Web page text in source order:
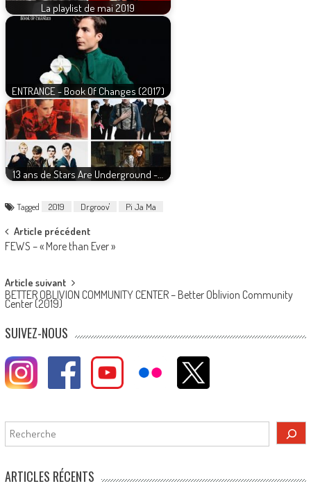
La playlist de mai 2019
ENTRANCE - Book Of Changes (2017)
13 ans de Stars Are Underground -…
Tagged 2019 Dr.groov' Pi Ja Ma
Post
navigation
Article précédent
FEWS – « More than Ever »
Article suivant
BETTER OBLIVION COMMUNITY CENTER – Better Oblivion Community
Center (2019)
SUIVEZ-NOUS
Rechercher
ARTICLES RÉCENTS